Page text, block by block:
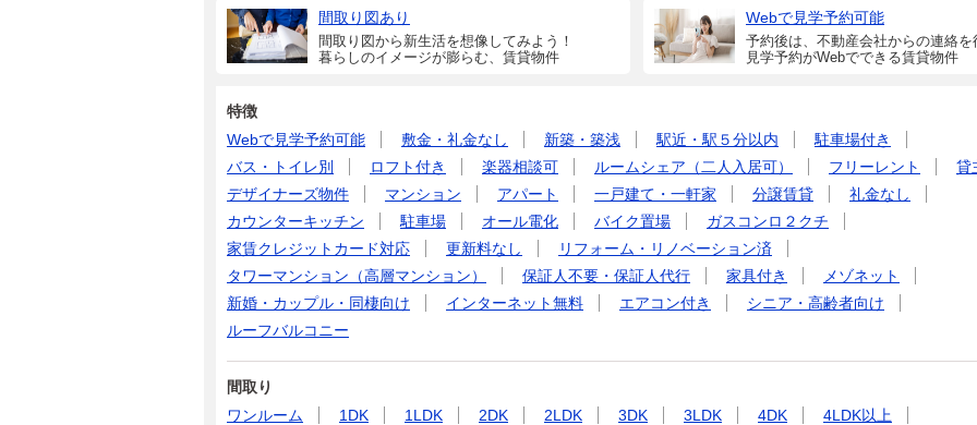
間取り図あり
間取り図から新生活を想像してみよう！
暮らしのイメージが膨らむ、賃貸物件
Webで見学予約可能
予約後は、不動産会社からの連絡を
見学予約がWebでできる賃貸物件
特徴
Webで見学予約可能
敷金・礼金なし 新築・築浅 駅近・駅５分以内
駐車場付き
バス・トイレ別
ロフト付き 楽器相談可 ルームシェア（二人入居可） フリーレント
貸
デザイナーズ物件
マンション アパート 一戸建て・一軒家 分譲賃貸
礼金なし
カウンターキッチン
駐車場 オール電化 バイク置場
ガスコンロ２クチ
家賃クレジットカード対応
更新料なし
リフォーム・リノベーション済
タワーマンション（高層マンション）
保証人不要・保証人代行 家具付き
メゾネット
新婚・カップル・同棲向け
インターネット無料 エアコン付き
シニア・高齢者向け
ルーフバルコニー
間取り
ワンルーム
1DK 1LDK 2DK 2LDK 3DK 3LDK 4DK
4LDK以上